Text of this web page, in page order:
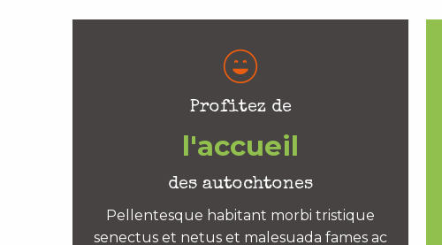
Profitez de
l'accueil
des autochtones
Pellentesque habitant morbi tristique
senectus et netus et malesuada fames ac